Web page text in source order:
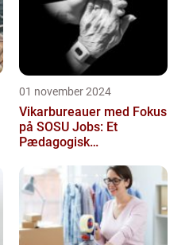
01 november 2024
Vikarbureauer med Fokus
på SOSU Jobs: Et
Pædagogisk